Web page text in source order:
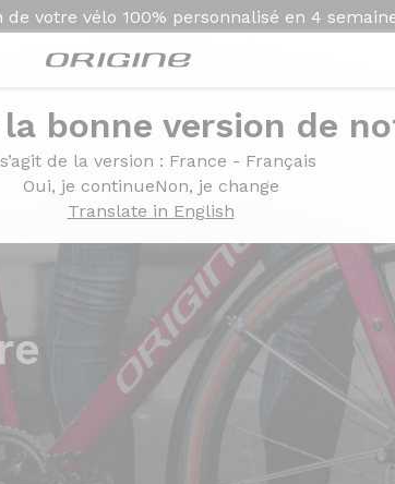
de votre vélo 100% personnalisé en 4
bonne version de
de la version : France - Français
Oui, je continueNon, je change
Translate in English